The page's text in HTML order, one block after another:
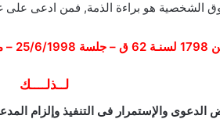
الشخصية هو براءة الذمة, فمن ادعى على
2 – ص 572}
لــذلــــك
والإستمرار فى التنفيذ وإلزام